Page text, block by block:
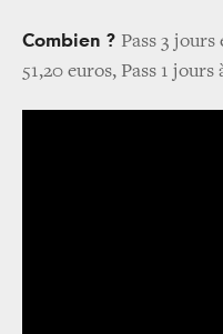
Combien ? Pass 3 jours
51,20 euros, Pass 1 jours